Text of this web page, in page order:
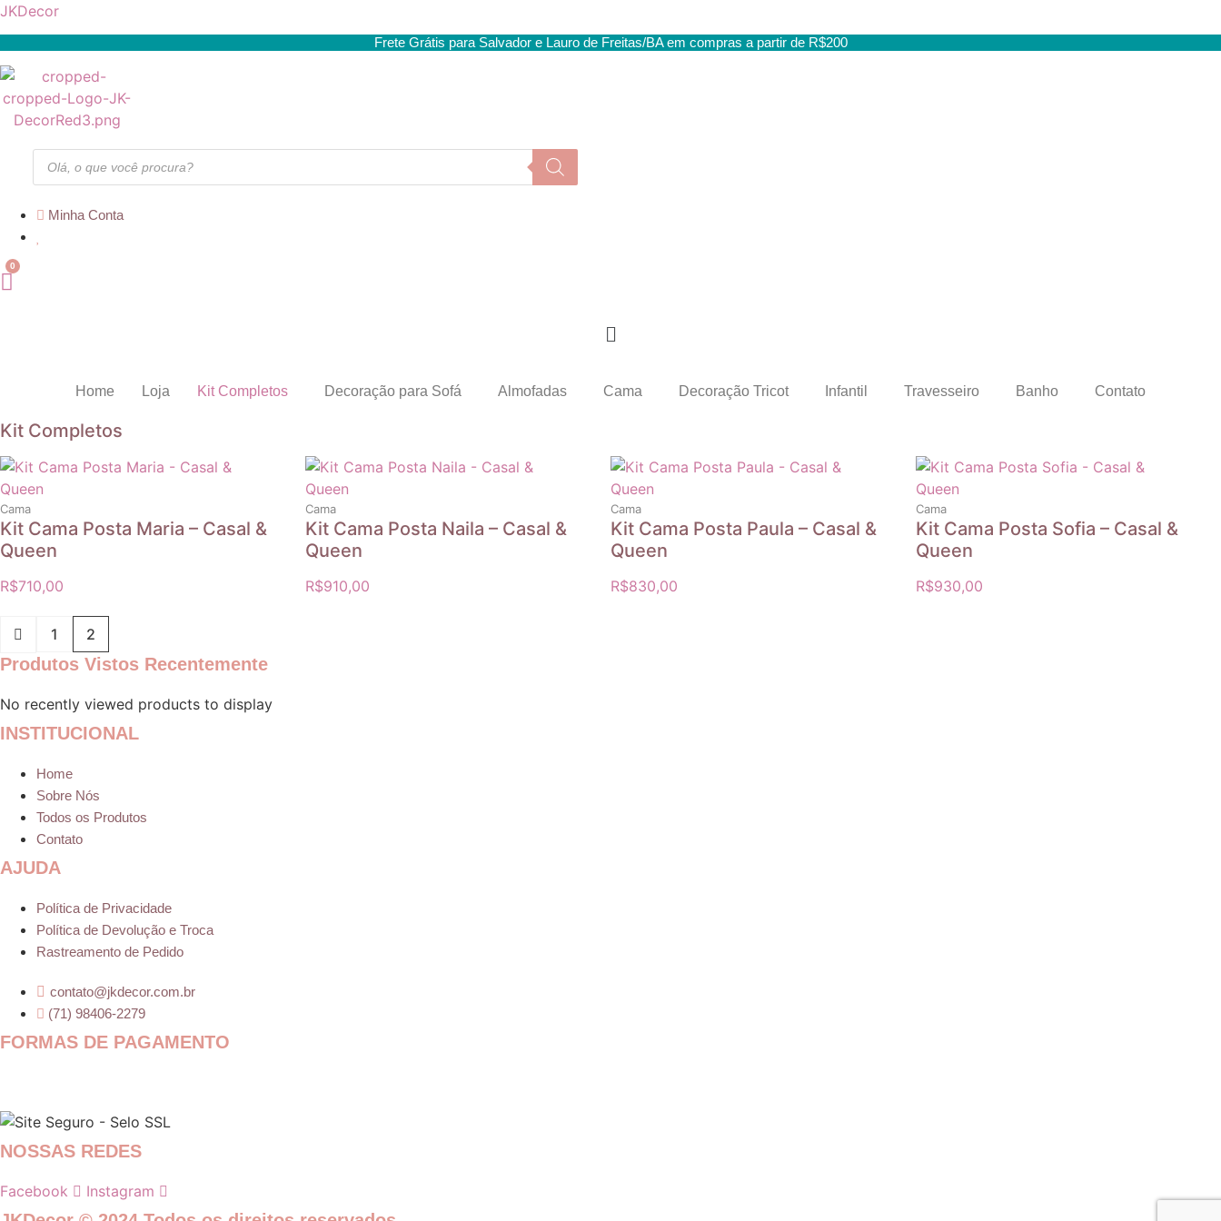
JKDecor
Frete Grátis para Salvador e Lauro de Freitas/BA em compras a partir de R$200
Pesquisar
produtos
Minha Conta
Home Loja Kit Completos Decoração para Sofá Almofadas Cama Decoração Tricot Infantil Travesseiro Banho Contato
Kit Completos
Cama
Kit Cama Posta Maria – Casal &
Queen
R$710,00
Cama
Kit Cama Posta Naila – Casal &
Queen
R$910,00
Cama
Kit Cama Posta Paula – Casal &
Queen
R$830,00
Cama
Kit Cama Posta Sofia – Casal &
Queen
R$930,00
1 2
Produtos Vistos Recentemente
No recently viewed products to display
INSTITUCIONAL
Home
Sobre Nós
Todos os Produtos
Contato
AJUDA
Política de Privacidade
Política de Devolução e Troca
Rastreamento de Pedido
contato@jkdecor.com.br
(71) 98406-2279
FORMAS DE PAGAMENTO
NOSSAS REDES
Facebook Instagram